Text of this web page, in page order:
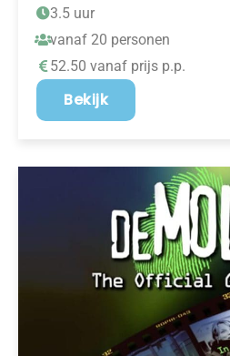
3.5 uur
vanaf 20 personen
52.50 vanaf prijs p.p.
Bekijk